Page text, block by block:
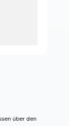
über den